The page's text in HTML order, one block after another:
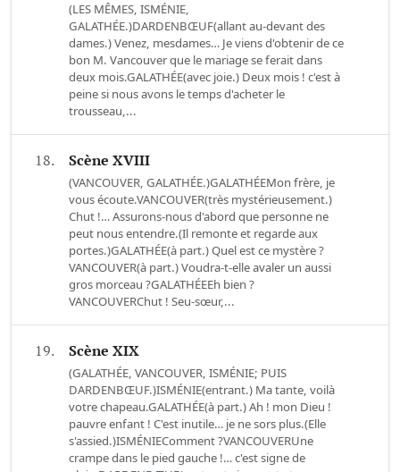
(LES MÊMES, ISMÉNIE,
GALATHÉE.)DARDENBŒUF(allant au-devant des
dames.) Venez, mesdames… Je viens d'obtenir de ce
bon M. Vancouver que le mariage se ferait dans
deux mois.GALATHÉE(avec joie.) Deux mois ! c'est à
peine si nous avons le temps d'acheter le
trousseau,...
18. Scène XVIII
(VANCOUVER, GALATHÉE.)GALATHÉEMon frère, je
vous écoute.VANCOUVER(très mystérieusement.)
Chut !… Assurons-nous d'abord que personne ne
peut nous entendre.(Il remonte et regarde aux
portes.)GALATHÉE(à part.) Quel est ce mystère ?
VANCOUVER(à part.) Voudra-t-elle avaler un aussi
gros morceau ?GALATHÉEEh bien ?
VANCOUVERChut ! Seu-sœur,...
19. Scène XIX
(GALATHÉE, VANCOUVER, ISMÉNIE; PUIS
DARDENBŒUF.)ISMÉNIE(entrant.) Ma tante, voilà
votre chapeau.GALATHÉE(à part.) Ah ! mon Dieu !
pauvre enfant ! C'est inutile… je ne sors plus.(Elle
s'assied.)ISMÉNIEComment ?VANCOUVERUne
crampe dans le pied gauche !… c'est signe de